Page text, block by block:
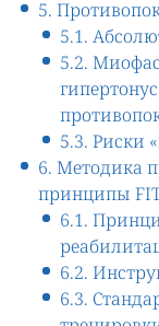
5.
5.1.
5.2.
5.3. Риски
6. Методика
принципы
6.1.
6.2.
6.3.